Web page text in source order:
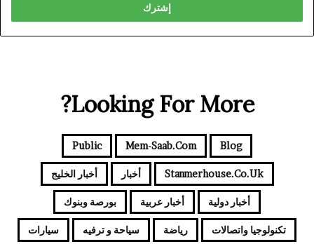
Looking For More?
Blog
Mem-Saab.com
Public
Stanmerhouse.co.uk أخبار أخبار الخليج
أخبار دولية أخبار عربية بورصة وبنوك
تكنولوجيا واتصالات رياضة سياحة و ترفيه سيارات